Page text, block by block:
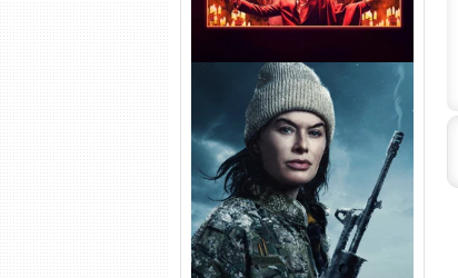
Balística Torrent (2025) WEB-
DL 1080p Dual Áudio